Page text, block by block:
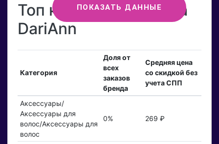
ПОКАЗАТЬ ДАННЫЕ
Топ категорий бренда
DariAnn
Категория
Доля от
всех
заказов
бренда
Средняя цена
со скидкой без
учета СПП
Аксессуары/
Аксессуары для
волос/Аксессуары для
волос
0% 269 ₽